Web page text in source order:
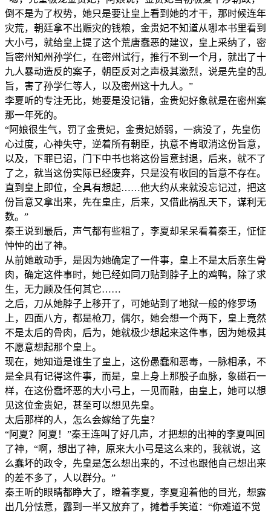
倒不是为了权势，她只是要让皇上看到她的才干，那时候连年
灾荒，朝廷拿不出赈灾的钱粮，金贵妃不知道从哪本书里看到
大小弓，就给皇上提了这个荒唐蠢恶的建议，皇上采纳了，密
旨密州知州孙学仁，在密州试行，推行不到一个月，就出了十
九人暴动造反的案子，朝臣反对之声极其激烈，说是先皇的乱
旨，害了孙学仁等人，以及密州这十九人。”
李夏听的专注无比，她要是没记错，金贵妃好象就是在密州案
那一年死的。
“阿娘很生气，罚了金贵妃，金贵妃娇弱，一病没了，先皇伤
心过度，心神失守，逆着所有朝臣，执意不肯取消这份旨意，
以及，下罪已诏，门下中书也将这份旨意封退，后来，就不了
了之，就当这份实际已经废弃，只是没有收回的旨意不存在。
直到皇上即位，全具有想起……他大约从来就没忘记过，把这
份旨意又拿出来，先在皇庄，后来，又借此祸乱天下，谋利无
数。”
秦王说到最后，声气都有些粗了，李夏却呆呆看着秦王，怔怔
忡忡的出了神。
从前她敢动手，是因为她确定了一件事，皇上不是太后亲生骨
肉，确定这件事时，她已经如同刀贴到脖子上的鸡鸭，除了求
生，无力顾及任何其它……
之后，刀从她脖子上移开了，可她站到了地狱一般的修罗场
上，四面八方，都是枪刀，偶尔，她会想一个两下，皇上竟然
不是太后的骨肉，后为，她就极少想起来这件事，因为她极其
不愿意想起那个皇上。
现在，她知道是谁生了皇上，这份愚蠢和恶毒，一脉相承，不
是全具有记得这件事，而是，皇上身上那股子血脉，象磁石一
样，在这份蠢坏恶的大小弓上，一见而融，由皇上，她可以想
见这位金贵妃，甚至可以想见先皇。
太后那样的人，怎么会嫁给了先皇？
“阿夏？阿夏！”秦王连叫了好几声，才把想的出神的李夏叫回
了神，“啊，想出了神，原来大小弓是这么来的，我就说，这
么蠢坏的政令，先皇是怎么想出来的，不过也跟他自己想出来
的差不多了，人以群分。”
秦王听的眼睛都睁大了，瞪着李夏，李夏迎着他的目光，想露
出几分怯意，露到一半又放弃了，摊着手笑道：“你难道不觉